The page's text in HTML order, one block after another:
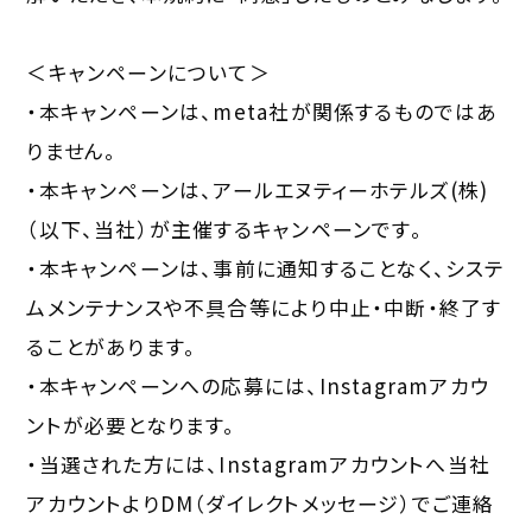
＜キャンペーンについて＞
・本キャンペーンは、meta社が関係するものではあ
りません。
・本キャンペーンは、アールエヌティーホテルズ(株)
（以下、当社）が主催するキャンペーンです。
・本キャンペーンは、事前に通知することなく、システ
ムメンテナンスや不具合等により中止・中断・終了す
ることがあります。
・本キャンペーンへの応募には、Instagramアカウ
ントが必要となります。
・当選された方には、Instagramアカウントへ当社
アカウントよりDM（ダイレクトメッセージ）でご連絡